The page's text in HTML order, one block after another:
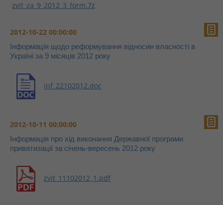
zvit_za_9_2012_3_form.7z
2012-10-22 00:00:00
Інформація щодо реформування відносин власності в
Україні за 9 місяців 2012 року
inf_22102012.doc
2012-10-11 00:00:00
Інформація про хід виконання Державної програми
приватизації за січень-вересень 2012 року
zvit_11102012_1.pdf